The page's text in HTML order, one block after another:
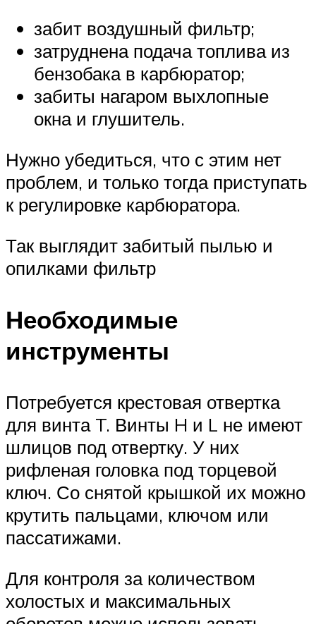
забит воздушный фильтр;
затруднена подача топлива из
бензобака в карбюратор;
забиты нагаром выхлопные
окна и глушитель.
Нужно убедиться, что с этим нет
проблем, и только тогда приступать
к регулировке карбюратора.
Так выглядит забитый пылью и
опилками фильтр
Необходимые
инструменты
Потребуется крестовая отвертка
для винта T. Винты H и L не имеют
шлицов под отвертку. У них
рифленая головка под торцевой
ключ. Со снятой крышкой их можно
крутить пальцами, ключом или
пассатижами.
Для контроля за количеством
холостых и максимальных